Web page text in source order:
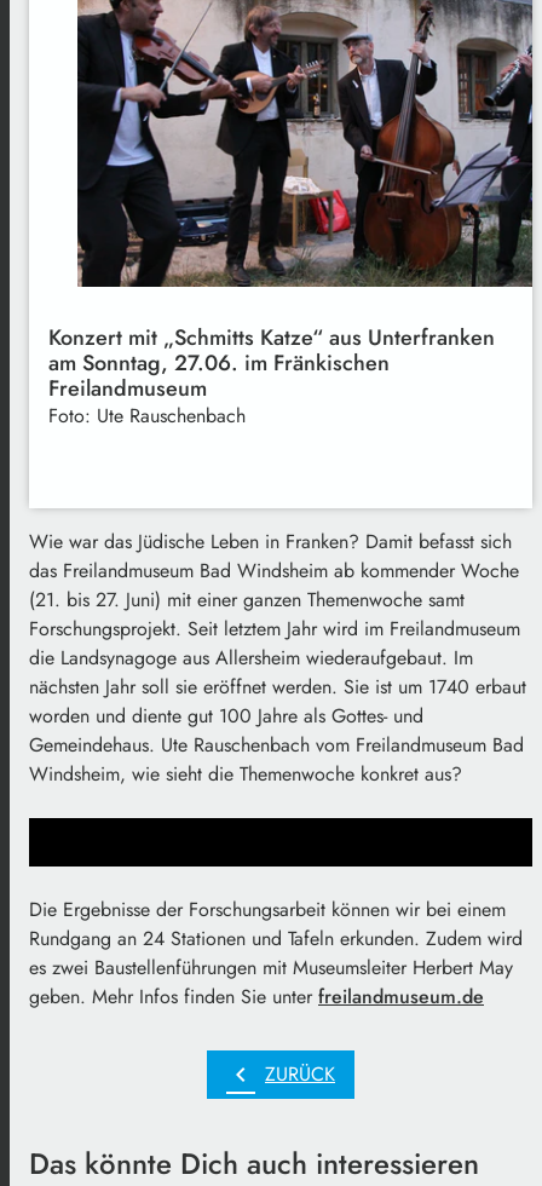
Konzert mit „Schmitts Katze“ aus Unterfranken
am Sonntag, 27.06. im Fränkischen
Freilandmuseum
Foto: Ute Rauschenbach
Wie war das Jüdische Leben in Franken? Damit befasst sich
das Freilandmuseum Bad Windsheim ab kommender Woche
(21. bis 27. Juni) mit einer ganzen Themenwoche samt
Forschungsprojekt. Seit letztem Jahr wird im Freilandmuseum
die Landsynagoge aus Allersheim wiederaufgebaut. Im
nächsten Jahr soll sie eröffnet werden. Sie ist um 1740 erbaut
worden und diente gut 100 Jahre als Gottes- und
Gemeindehaus. Ute Rauschenbach vom Freilandmuseum Bad
Windsheim, wie sieht die Themenwoche konkret aus?
Die Ergebnisse der Forschungsarbeit können wir bei einem
Rundgang an 24 Stationen und Tafeln erkunden. Zudem wird
es zwei Baustellenführungen mit Museumsleiter Herbert May
geben. Mehr Infos finden Sie unter freilandmuseum.de
chevron_left ZURÜCK
Das könnte Dich auch interessieren